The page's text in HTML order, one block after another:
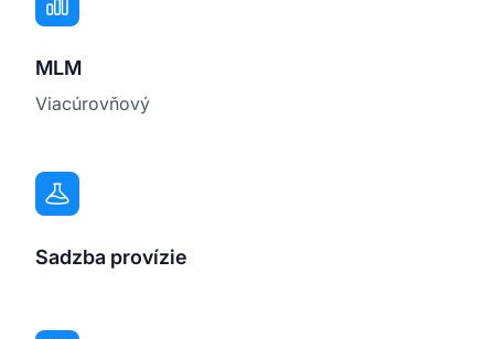
MLM
Viacúrovňový
Sadzba provízie